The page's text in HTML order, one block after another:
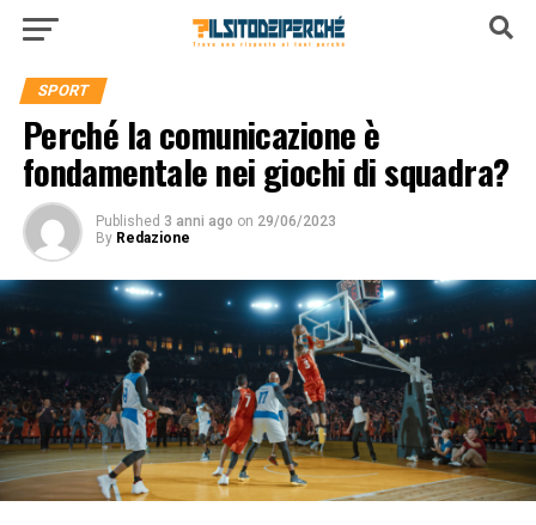
SPORT
Perché la comunicazione è
fondamentale nei giochi di squadra?
Published 3 anni ago on 29/06/2023
By Redazione